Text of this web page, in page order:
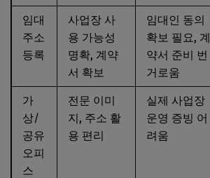
임대
주소
등록
사업장 사
용 가능성
명확, 계약
서 확보
임대인 동의
확보 필요, 계
약서 준비 번
거로움
가
상/
공유
오피
스
전문 이미
지, 주소 활
용 편리
실제 사업장
운영 증빙 어
려움